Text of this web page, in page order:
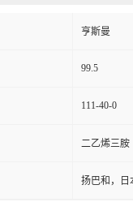
亨斯曼
99.5
111-40-0
二乙烯三胺
扬巴和，日